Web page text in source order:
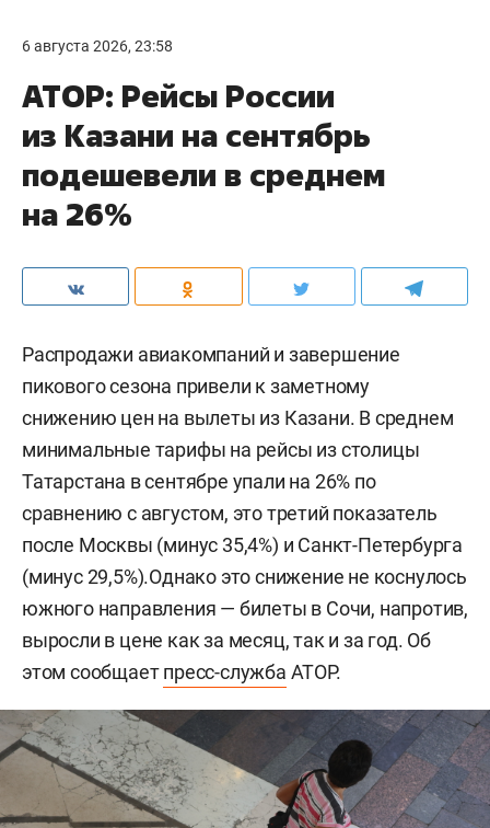
6 августа 2026, 23:58
АТОР: Рейсы России
из Казани на сентябрь
подешевели в среднем
на 26%
Распродажи авиакомпаний и завершение
пикового сезона привели к заметному
снижению цен на вылеты из Казани. В среднем
минимальные тарифы на рейсы из столицы
Татарстана в сентябре упали на 26% по
сравнению с августом, это третий показатель
после Москвы (минус 35,4%) и Санкт-Петербурга
(минус 29,5%).Однако это снижение не коснулось
южного направления — билеты в Сочи, напротив,
выросли в цене как за месяц, так и за год. Об
этом сообщаетпресс-служба АТОР.